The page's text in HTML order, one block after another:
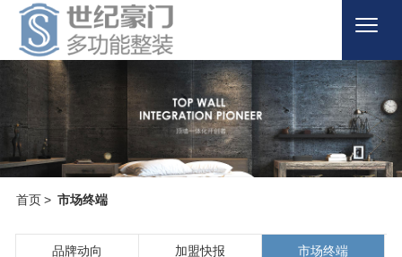
首页 

产品商城 
案例欣赏
新闻百科
首页 > 市场终端
品牌动向 加盟快报 市场终端